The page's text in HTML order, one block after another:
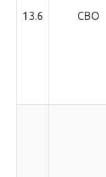
13.6 CBO